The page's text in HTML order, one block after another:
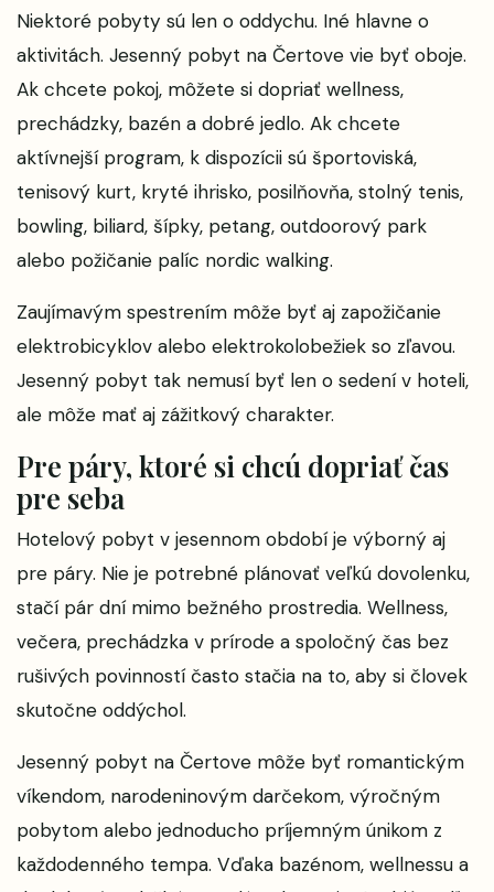
Niektoré pobyty sú len o oddychu. Iné hlavne o
aktivitách. Jesenný pobyt na Čertove vie byť oboje.
Ak chcete pokoj, môžete si dopriať wellness,
prechádzky, bazén a dobré jedlo. Ak chcete
aktívnejší program, k dispozícii sú športoviská,
tenisový kurt, kryté ihrisko, posilňovňa, stolný tenis,
bowling, biliard, šípky, petang, outdoorový park
alebo požičanie palíc nordic walking.
Zaujímavým spestrením môže byť aj zapožičanie
elektrobicyklov alebo elektrokolobežiek so zľavou.
Jesenný pobyt tak nemusí byť len o sedení v hoteli,
ale môže mať aj zážitkový charakter.
Pre páry, ktoré si chcú dopriať čas
pre seba
Hotelový pobyt v jesennom období je výborný aj
pre páry. Nie je potrebné plánovať veľkú dovolenku,
stačí pár dní mimo bežného prostredia. Wellness,
večera, prechádzka v prírode a spoločný čas bez
rušivých povinností často stačia na to, aby si človek
skutočne oddýchol.
Jesenný pobyt na Čertove môže byť romantickým
víkendom, narodeninovým darčekom, výročným
pobytom alebo jednoducho príjemným únikom z
každodenného tempa. Vďaka bazénom, wellnessu a